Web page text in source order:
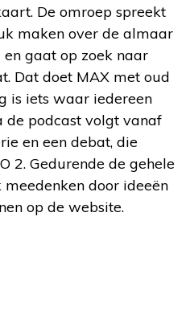
De omroep spreekt
maken over de almaar
gaat op zoek naar
Dat doet MAX met oud
is iets waar iedereen
de podcast volgt vanaf
en een debat, die
2. Gedurende de gehele
door ideeën
op de website.